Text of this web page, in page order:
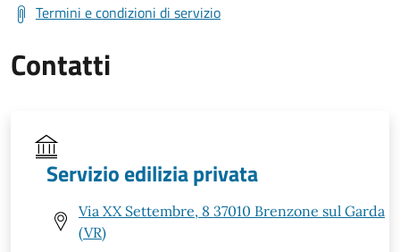
Termini e condizioni di servizio
Contatti
Servizio edilizia privata
Via XX Settembre, 8 37010 Brenzone sul Garda
(VR)